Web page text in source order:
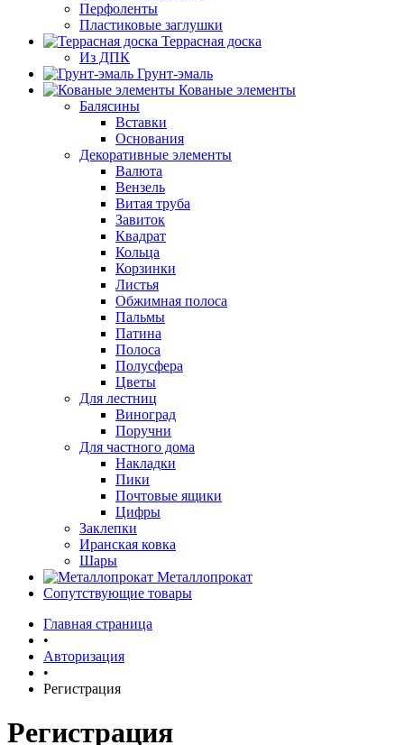
Перфоленты
Пластиковые заглушки
Террасная доска
Из ДПК
Грунт-эмаль
Кованые элементы
Балясины
Вставки
Основания
Декоративные элементы
Валюта
Вензель
Витая труба
Завиток
Квадрат
Кольца
Корзинки
Листья
Обжимная полоса
Пальмы
Патина
Полоса
Полусфера
Цветы
Для лестниц
Виноград
Поручни
Для частного дома
Накладки
Пики
Почтовые ящики
Цифры
Заклепки
Иранская ковка
Шары
Металлопрокат
Сопутствующие товары
Главная страница
Авторизация
Регистрация
Регистрация